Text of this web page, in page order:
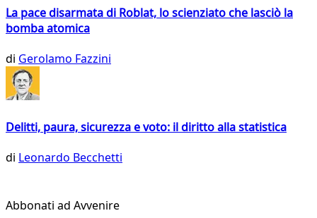
La pace disarmata di Roblat, lo scienziato che lasciò la
bomba atomica
di Gerolamo Fazzini
Delitti, paura, sicurezza e voto: il diritto alla statistica
di Leonardo Becchetti
Abbonati ad Avvenire